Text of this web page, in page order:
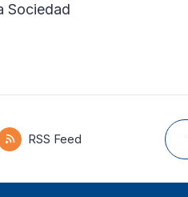
Sociedad
RSS Feed